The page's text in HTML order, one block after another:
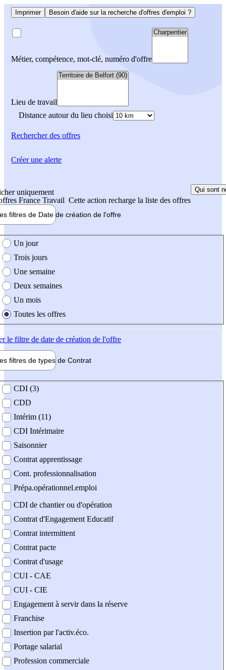
Imprimer Besoin d'aide sur la recherche d'offres d'emploi ?
Métier, compétence, mot-clé, numéro d'offre
Lieu de travail
Distance autour du lieu choisi
Rechercherdes offres
uniquement
France Travail Cette action recharge la liste des offres
Qui sont
filtres de Date de création de l'offre
création de l'offre
Un jour
Trois jours
Une semaine
Deux semaines
Un mois
Toutes les offres
le filtre de date de création de l'offre
filtres de types de Contrat
contrat
CDI (3)
CDD
Intérim (11)
CDI Intérimaire
Saisonnier
Contrat apprentissage
Cont. professionnalisation
Prépa.opérationnel.emploi
CDI de chantier ou d'opération
Contrat d'Engagement Educatif
Contrat intermittent
Contrat pacte
Contrat d'usage
CUI - CAE
CUI - CIE
Engagement à servir dans la réserve
Franchise
Insertion par l'activ.éco.
Portage salarial
Profession commerciale
Créer une alerte